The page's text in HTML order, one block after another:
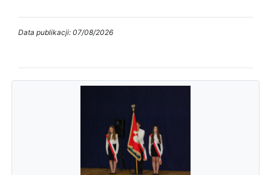
Data publikacji: 07/08/2026